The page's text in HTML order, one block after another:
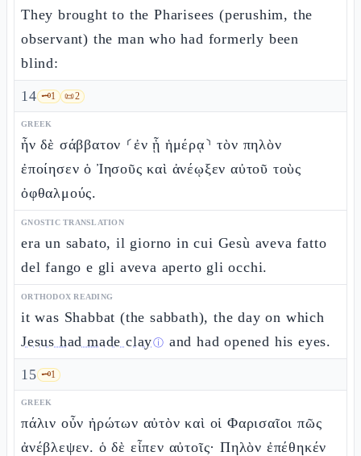
They brought to the Pharisees (perushim, the
observant) the man who had formerly been
blind:
14 🗝️1 📜2
GREEK
ἦν δὲ σάββατον ⸂ἐν ᾗ ἡμέρᾳ⸃ τὸν πηλὸν
ἐποίησεν ὁ Ἰησοῦς καὶ ἀνέῳξεν αὐτοῦ τοὺς
ὀφθαλμούς.
GNOSTIC TRANSLATION
era un sabato, il giorno in cui Gesù aveva fatto
del fango e gli aveva aperto gli occhi.
ORTHODOX READING
it was Shabbat (the sabbath), the day on which
Jesus had made clayⓘ and had opened his eyes.
15 🗝️1
GREEK
πάλιν οὖν ἠρώτων αὐτὸν καὶ οἱ Φαρισαῖοι πῶς
ἀνέβλεψεν. ὁ δὲ εἶπεν αὐτοῖς· Πηλὸν ἐπέθηκέν